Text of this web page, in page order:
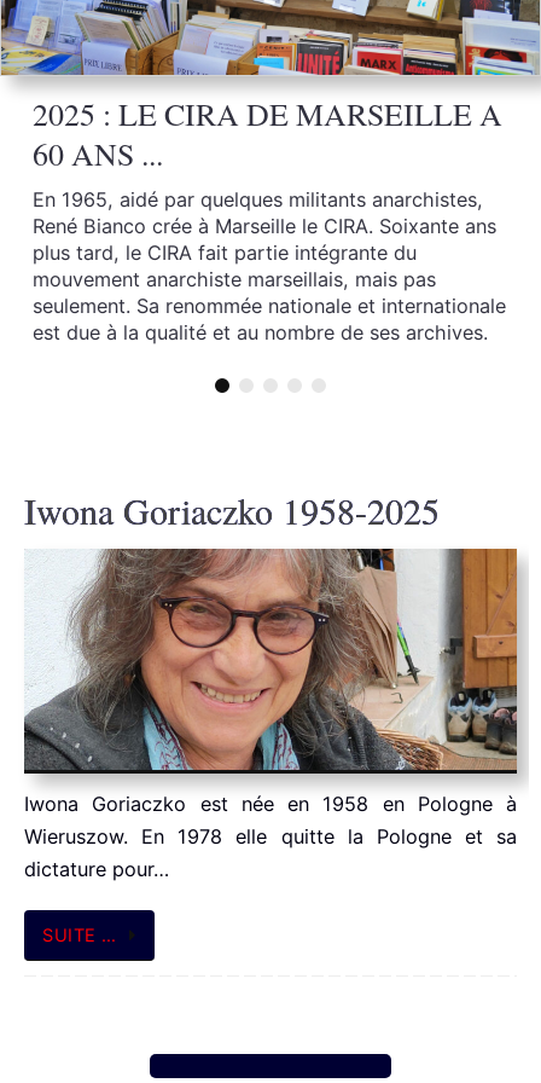
2025 : LE CIRA DE MARSEILLE A
60 ANS ...
En 1965, aidé par quelques militants anarchistes,
René Bianco crée à Marseille le CIRA. Soixante ans
plus tard, le CIRA fait partie intégrante du
mouvement anarchiste marseillais, mais pas
seulement. Sa renommée nationale et internationale
est due à la qualité et au nombre de ses archives.
Iwona Goriaczko 1958-2025
Iwona Goriaczko est née en 1958 en Pologne à
Wieruszow. En 1978 elle quitte la Pologne et sa
dictature pour…
SUITE …